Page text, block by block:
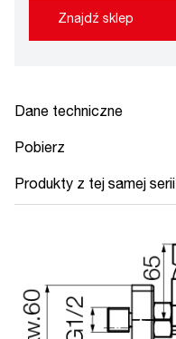
Znajdź sklep
Dane techniczne
Pobierz
Produkty z tej samej serii